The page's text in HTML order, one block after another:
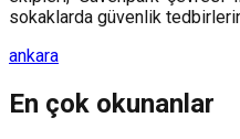
sokaklarda güvenlik
ankara
En çok okunanlar